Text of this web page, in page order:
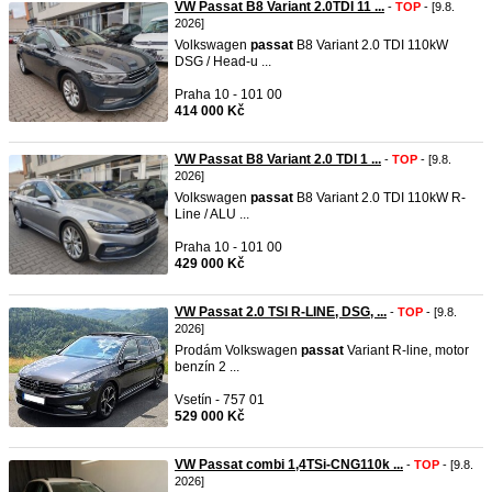
VW Passat B8 Variant 2.0TDI 11 ... - TOP - [9.8.
2026]
Volkswagen passat B8 Variant 2.0 TDI 110kW
DSG / Head-u ...
Praha 10 - 101 00
414 000 Kč
VW Passat B8 Variant 2.0 TDI 1 ... - TOP - [9.8.
2026]
Volkswagen passat B8 Variant 2.0 TDI 110kW R-
Line / ALU ...
Praha 10 - 101 00
429 000 Kč
VW Passat 2.0 TSI R-LINE, DSG, ... - TOP - [9.8.
2026]
Prodám Volkswagen passat Variant R-line, motor
benzín 2 ...
Vsetín - 757 01
529 000 Kč
VW Passat combi 1,4TSi-CNG110k ... - TOP - [9.8.
2026]